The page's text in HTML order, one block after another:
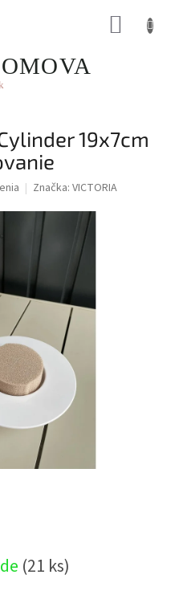
19x7cm
Značka: VICTORIA
(21 ks)